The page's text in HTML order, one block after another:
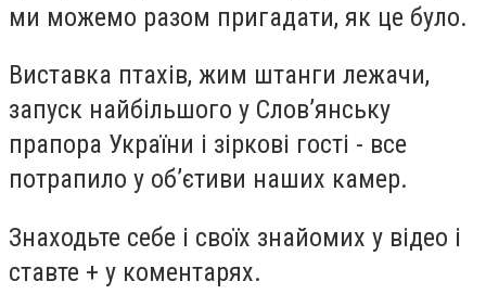
ми можемо разом пригадати, як це було.
Виставка птахів, жим штанги лежачи,
запуск найбільшого у Слов’янську
прапора України і зіркові гості - все
потрапило у об’єтиви наших камер.
Знаходьте себе і своїх знайомих у відео і
ставте + у коментарях.